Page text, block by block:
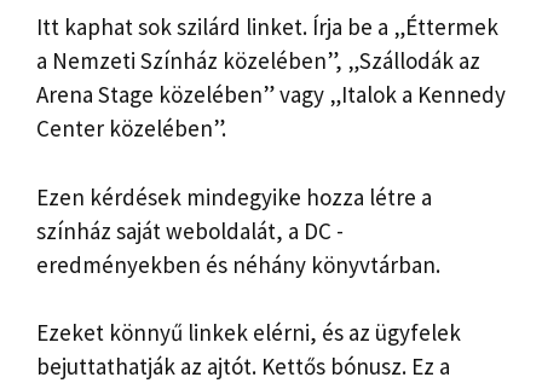
Itt kaphat sok szilárd linket. Írja be a „Éttermek
a Nemzeti Színház közelében”, „Szállodák az
Arena Stage közelében” vagy „Italok a Kennedy
Center közelében”.
Ezen kérdések mindegyike hozza létre a
színház saját weboldalát, a DC -
eredményekben és néhány könyvtárban.
Ezeket könnyű linkek elérni, és az ügyfelek
bejuttathatják az ajtót. Kettős bónusz. Ez a